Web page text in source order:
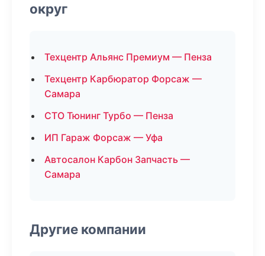
округ
Техцентр Альянс Премиум — Пенза
Техцентр Карбюратор Форсаж —
Самара
СТО Тюнинг Турбо — Пенза
ИП Гараж Форсаж — Уфа
Автосалон Карбон Запчасть —
Самара
Другие компании